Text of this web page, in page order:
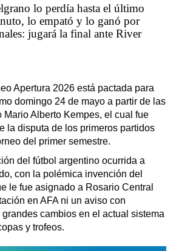
lo perdía hasta el último
lo empató y lo ganó por
jugará la final ante River
Apertura 2026 está pactada para
domingo 24 de mayo a partir de las
Mario Alberto Kempes, el cual fue
la disputa de los primeros partidos
del primer semestre.
del fútbol argentino ocurrida a
con la polémica invención del
le fue asignado a Rosario Central
en AFA ni un aviso con
cambios en el actual sistema
y trofeos.